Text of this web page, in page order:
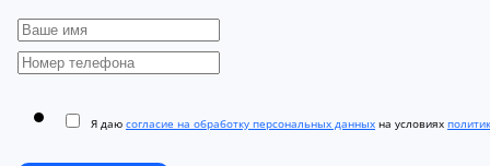
Я даю согласие на обработку персональных данных на условиях